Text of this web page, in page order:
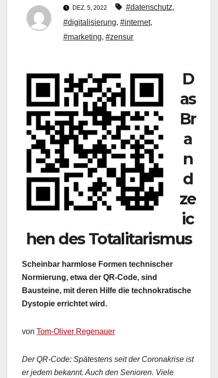
DEZ. 5, 2022 #datenschutz,
#digitalisierung, #internet,
#marketing, #zensur
D
as
Br
a
n
d
ze
ic
hen des Totalitarismus
Scheinbar harmlose Formen technischer
Normierung, etwa der QR-Code, sind
Bausteine, mit deren Hilfe die technokratische
Dystopie errichtet wird.
von Tom-Oliver Regenauer
Der QR-Code: Spätestens seit der Coronakrise ist
er jedem bekannt. Auch den Senioren. Viele